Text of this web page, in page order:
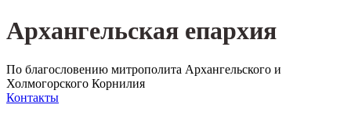
Архангельская епархия
По благословению митрополита Архангельского и
Холмогорского Корнилия
Контакты